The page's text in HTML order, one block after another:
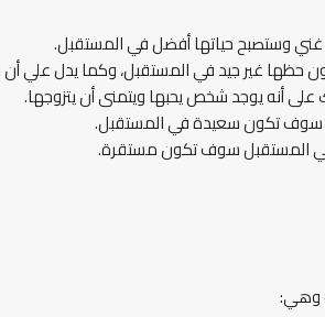
غني وستصبح حياتها أفضل في المستقبل.
حظها غير جيد في المستقبل، وكما يدل علي
أنه يوجد شخص يحبها ويتمنى أن يتزوجها.
سوف تكون سعيدة في المستقبل.
في المستقبل سوف تكون مستقرة.
وهي: